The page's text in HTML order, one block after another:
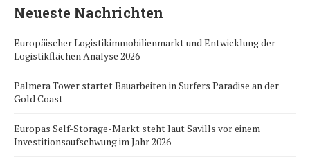
Neueste Nachrichten
Europäischer Logistikimmobilienmarkt und Entwicklung der
Logistikflächen Analyse 2026
Palmera Tower startet Bauarbeiten in Surfers Paradise an der
Gold Coast
Europas Self-Storage-Markt steht laut Savills vor einem
Investitionsaufschwung im Jahr 2026